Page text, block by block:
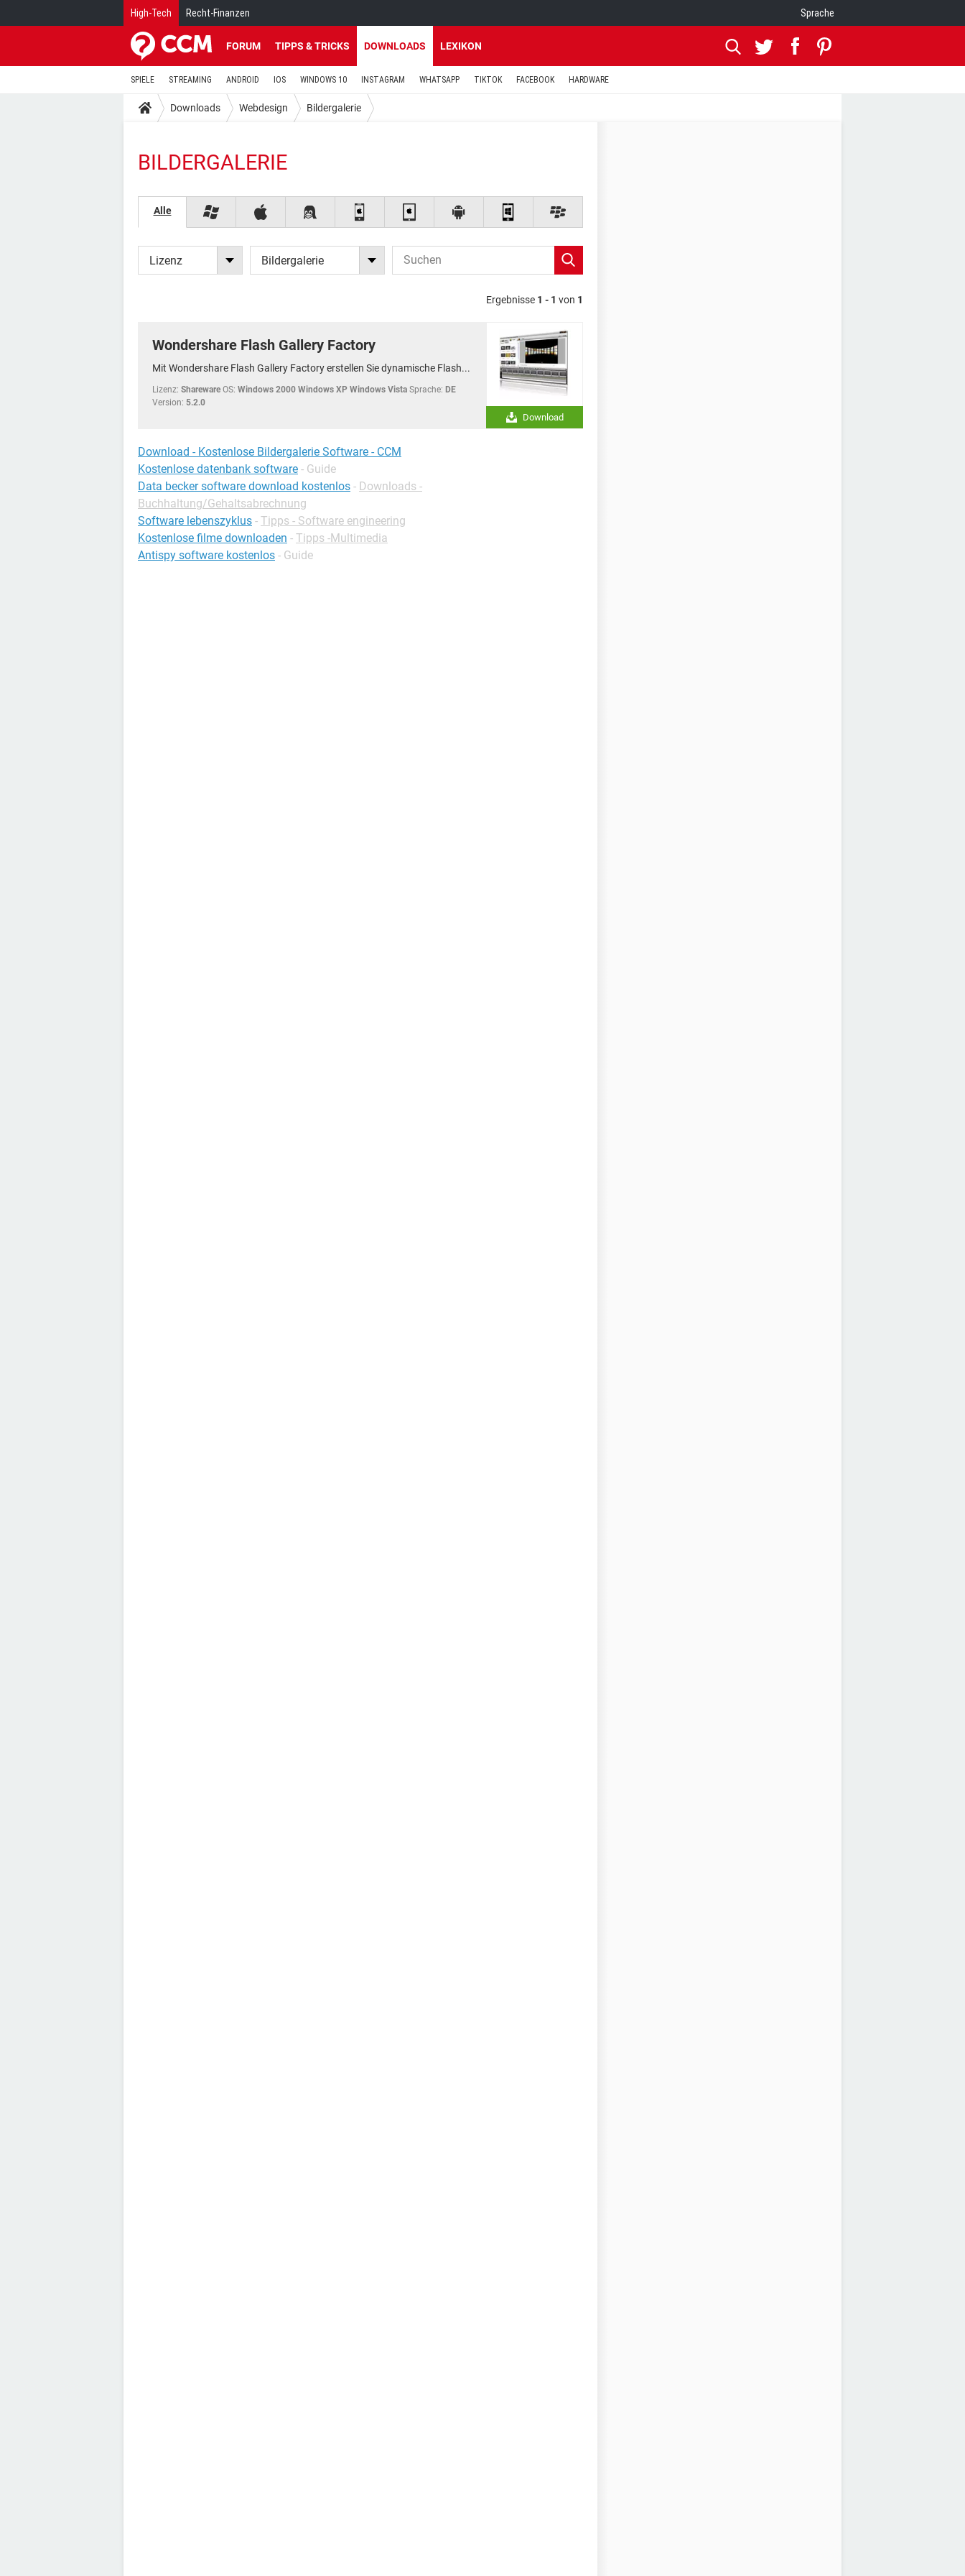
High-Tech Recht-Finanzen Sprache
FORUM TIPPS & TRICKS DOWNLOADS LEXIKON
SPIELE STREAMING ANDROID IOS WINDOWS 10 INSTAGRAM WHATSAPP TIKTOK FACEBOOK HARDWARE
Downloads Webdesign Bildergalerie
BILDERGALERIE
Alle
Lizenz Bildergalerie
Ergebnisse 1 - 1 von 1
Wondershare Flash Gallery Factory
Mit Wondershare Flash Gallery Factory erstellen Sie dynamische Flash...
Lizenz: Shareware OS: Windows 2000 Windows XP Windows Vista Sprache: DE
Version: 5.2.0
Download
Download - Kostenlose Bildergalerie Software - CCM
Kostenlose datenbank software - Guide
Data becker software download kostenlos - Downloads -
Buchhaltung/Gehaltsabrechnung
Software lebenszyklus - Tipps - Software engineering
Kostenlose filme downloaden - Tipps -Multimedia
Antispy software kostenlos - Guide